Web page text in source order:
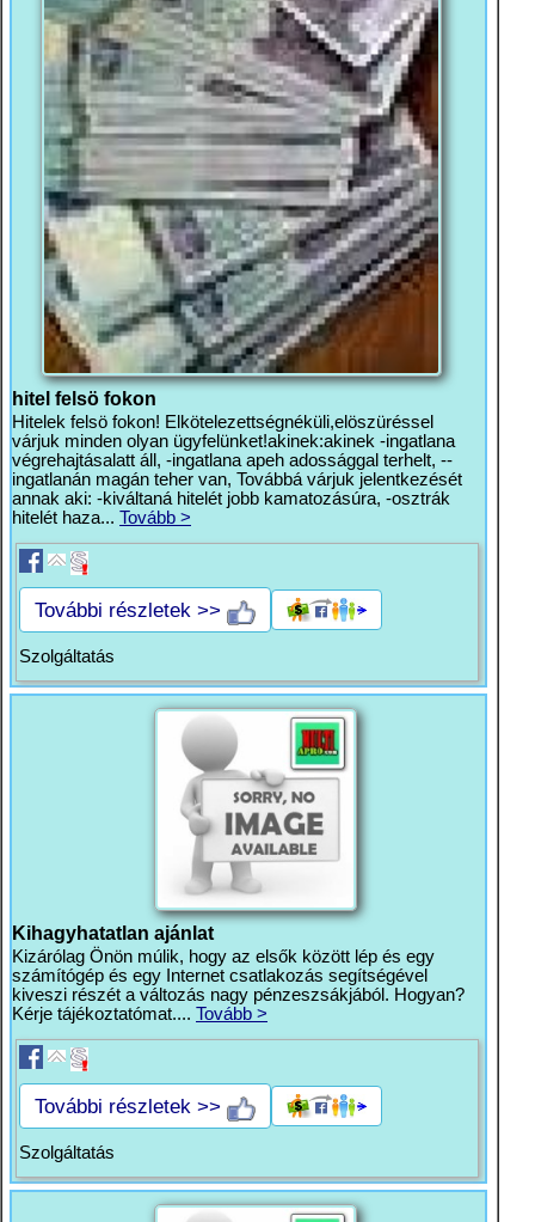
hitel felsö fokon
Hitelek felsö fokon! Elkötelezettségnéküli,elöszüréssel
várjuk minden olyan ügyfelünket!akinek:akinek -ingatlana
végrehajtásalatt áll, -ingatlana apeh adossággal terhelt, --
ingatlanán magán teher van, Továbbá várjuk jelentkezését
annak aki: -kiváltaná hitelét jobb kamatozásúra, -osztrák
hitelét haza... Tovább >
További részletek >>
Szolgáltatás
Kihagyhatatlan ajánlat
Kizárólag Önön múlik, hogy az elsők között lép és egy
számítógép és egy Internet csatlakozás segítségével
kiveszi részét a változás nagy pénzeszsákjából. Hogyan?
Kérje tájékoztatómat.... Tovább >
További részletek >>
Szolgáltatás